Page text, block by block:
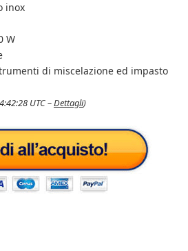
inox
W
di miscelazione ed impasto
UTC –Dettagli)